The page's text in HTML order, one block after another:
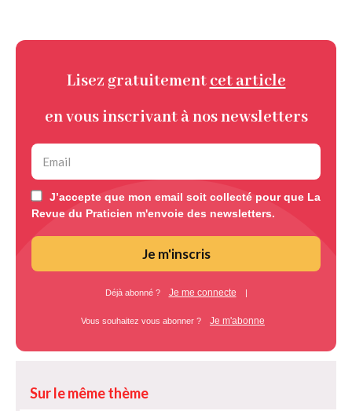
Lisez gratuitement cet article
en vous inscrivant à nos newsletters
J’accepte que mon email soit collecté pour que La
Revue du Praticien m'envoie des newsletters.
Je m'inscris
Déjà abonné ? Je me connecte |
Vous souhaitez vous abonner ? Je m'abonne
Sur le même thème